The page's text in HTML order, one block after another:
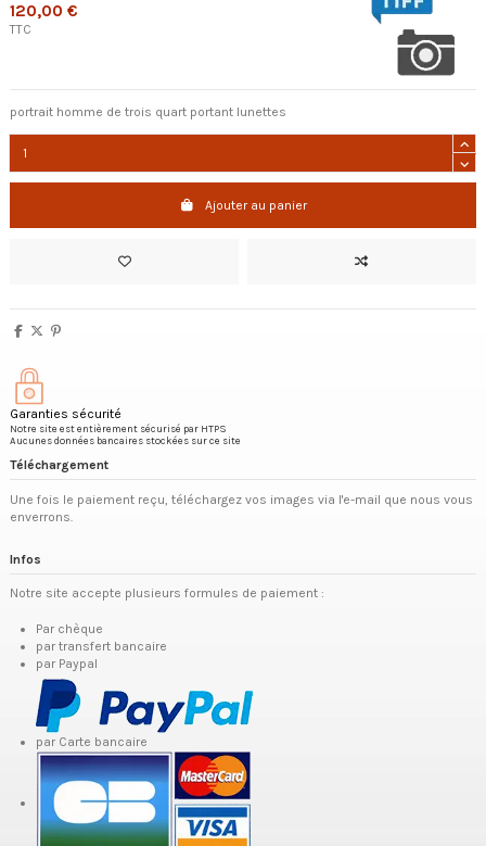
120,00 €
TTC
portrait homme de trois quart portant lunettes
Ajouter au panier
Garanties sécurité
Notre site est entièrement sécurisé par HTPS
Aucunes données bancaires stockées sur ce site
Téléchargement
Une fois le paiement reçu, téléchargez vos images via l'e-mail que nous vous
enverrons.
Infos
Notre site accepte plusieurs formules de paiement :
Par chèque
par transfert bancaire
par Paypal
par Carte bancaire